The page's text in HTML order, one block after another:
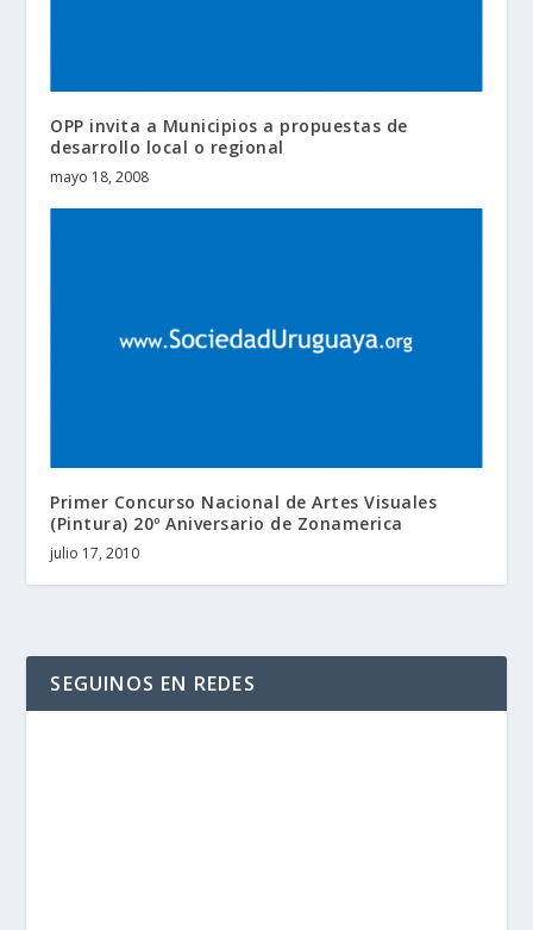
OPP invita a Municipios a propuestas de
desarrollo local o regional
mayo 18, 2008
Primer Concurso Nacional de Artes Visuales
(Pintura) 20º Aniversario de Zonamerica
julio 17, 2010
SEGUINOS EN REDES